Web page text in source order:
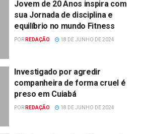
Jovem de 20 Anos inspira com
sua Jornada de disciplina e
equilíbrio no mundo Fitness
POR REDAÇÃO 18 DE JUNHO DE 2024
Investigado por agredir
companheira de forma cruel é
preso em Cuiabá
POR REDAÇÃO 18 DE JUNHO DE 2024